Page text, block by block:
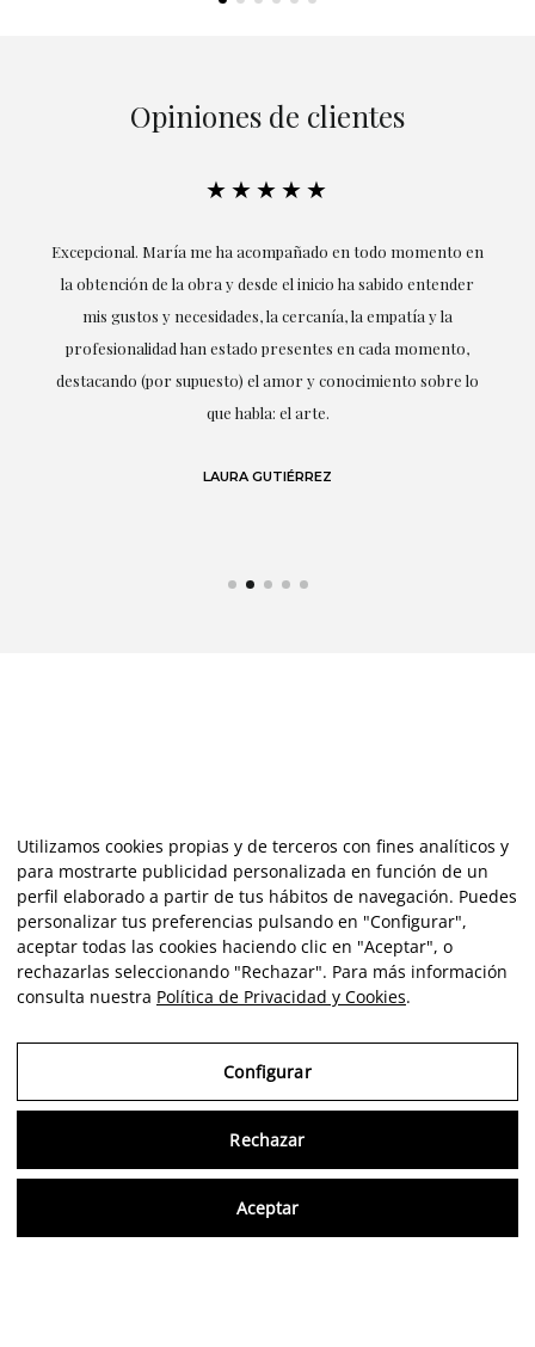
Opiniones de clientes
★★★★★
Excepcional. María me ha acompañado en todo momento en
la obtención de la obra y desde el inicio ha sabido entender
mis gustos y necesidades, la cercanía, la empatía y la
profesionalidad han estado presentes en cada momento,
destacando (por supuesto) el amor y conocimiento sobre lo
que habla: el arte.
LAURA GUTIÉRREZ
Utilizamos cookies propias y de terceros con fines analíticos y
para mostrarte publicidad personalizada en función de un
perfil elaborado a partir de tus hábitos de navegación. Puedes
personalizar tus preferencias pulsando en "Configurar",
aceptar todas las cookies haciendo clic en "Aceptar", o
rechazarlas seleccionando "Rechazar". Para más información
consulta nuestra Política de Privacidad y Cookies.
Configurar
Rechazar
Aceptar